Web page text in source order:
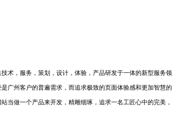
术，服务，策划，设计，体验，产品研发于一体的新型服务领
广州客户的普遍需求，而追求极致的页面体验感和更加智慧的
当做一个产品来开发，精雕细琢，追求一名工匠心中的完美，